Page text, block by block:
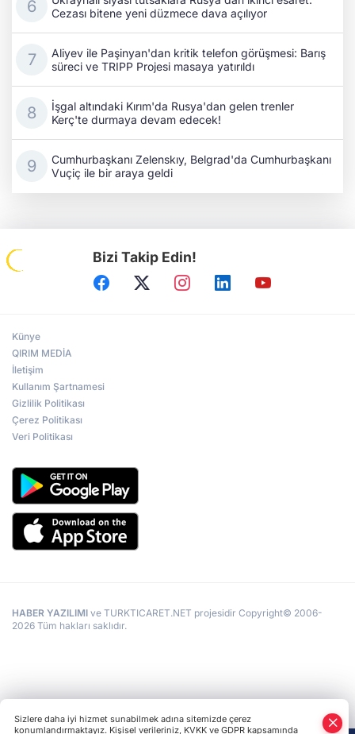
Cezası bitene yeni düzmece dava açılıyor
Aliyev ile Paşinyan'dan kritik telefon görüşmesi: Barış
süreci ve TRIPP Projesi masaya yatırıldı
İşgal altındaki Kırım'da Rusya'dan gelen trenler
Kerç'te durmaya devam edecek!
Cumhurbaşkanı Zelenskıy, Belgrad'da Cumhurbaşkanı
Vuçiç ile bir araya geldi
Bizi Takip Edin!
Künye
QIRIM MEDİA
İletişim
Kullanım Şartnamesi
Gizlilik Politikası
Çerez Politikası
Veri Politikası
HABER YAZILIMI ve TURKTICARET.NET projesidir Copyright© 2006-
2026 Tüm hakları saklıdır.
Sizlere daha iyi hizmet sunabilmek adına sitemizde çerez
konumlandırmaktayız. Kişisel verileriniz, KVKK ve GDPR kapsamında